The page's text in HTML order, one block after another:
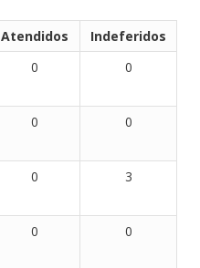
Atendidos
Indeferidos
0 0
0 0
0 3
0 0